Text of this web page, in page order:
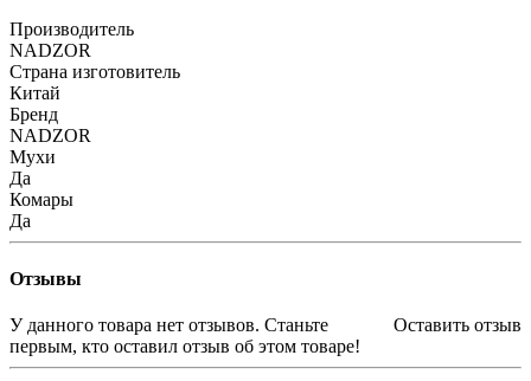
Производитель
NADZOR
Страна изготовитель
Китай
Бренд
NADZOR
Мухи
Да
Комары
Да
Отзывы
Оставить отзыв
У данного товара нет отзывов. Станьте
первым, кто оставил отзыв об этом товаре!